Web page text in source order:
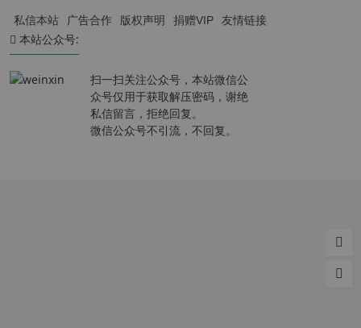
私信本站 广告合作 版权声明 捐赠VIP 友情链接
本站公众号:
扫一扫关注公众号，本站微信公
众号仅用于获取解压密码，谢绝
私信留言，拒绝回复。
微信公众号不引流，不回复。